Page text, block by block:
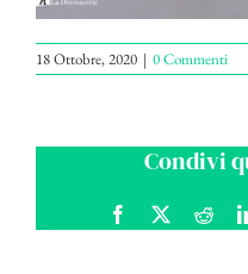
18 Ottobre, 2020 | 0 Commenti
Condivi
Facebook